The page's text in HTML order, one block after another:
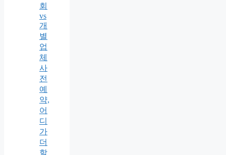
회
vs
개
별
업
체
사
전
예
약,
어
디
가
더
할